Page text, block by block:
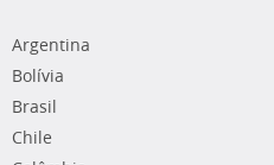
Argentina
Bolívia
Brasil
Chile